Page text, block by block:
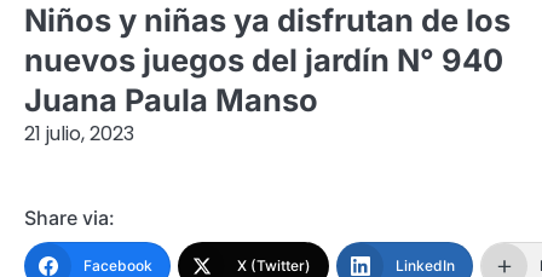
Niños y niñas ya disfrutan de los
nuevos juegos del jardín N° 940
Juana Paula Manso
21 julio, 2023
Share via:
Facebook X (Twitter) LinkedIn